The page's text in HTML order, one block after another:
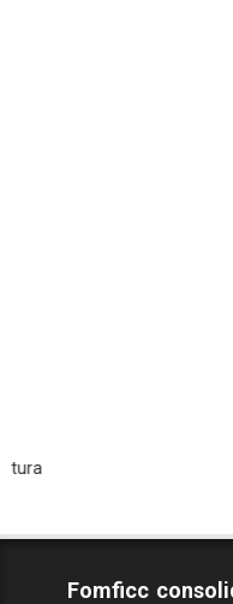
Fomficc